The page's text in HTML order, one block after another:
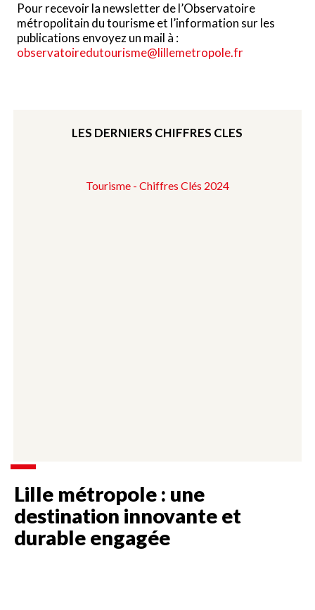
Pour recevoir la newsletter de l’Observatoire
métropolitain du tourisme et l’information sur les
publications envoyez un mail à :
observatoiredutourisme@lillemetropole.fr
LES DERNIERS CHIFFRES CLES
Tourisme - Chiffres Clés 2024
Lille métropole : une
destination innovante et
durable engagée